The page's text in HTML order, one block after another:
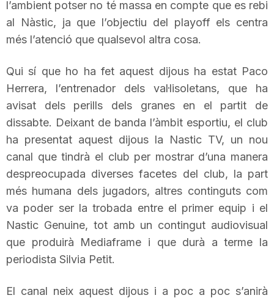
l’ambient potser no té massa en compte que es rebi
al Nàstic, ja que l’objectiu del playoff els centra
més l’atenció que qualsevol altra cosa.
Qui sí que ho ha fet aquest dijous ha estat Paco
Herrera, l’entrenador dels val·lisoletans, que ha
avisat dels perills dels granes en el partit de
dissabte. Deixant de banda l’àmbit esportiu, el club
ha presentat aquest dijous la Nastic TV, un nou
canal que tindrà el club per mostrar d’una manera
despreocupada diverses facetes del club, la part
més humana dels jugadors, altres continguts com
va poder ser la trobada entre el primer equip i el
Nastic Genuine, tot amb un contingut audiovisual
que produirà Mediaframe i que durà a terme la
periodista Silvia Petit.
El canal neix aquest dijous i a poc a poc s’anirà